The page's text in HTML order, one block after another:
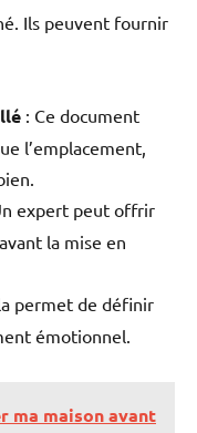
Ils peuvent fournir
: Ce document
l’emplacement,
expert peut offrir
la mise en
permet de définir
émotionnel.
ma maison avant